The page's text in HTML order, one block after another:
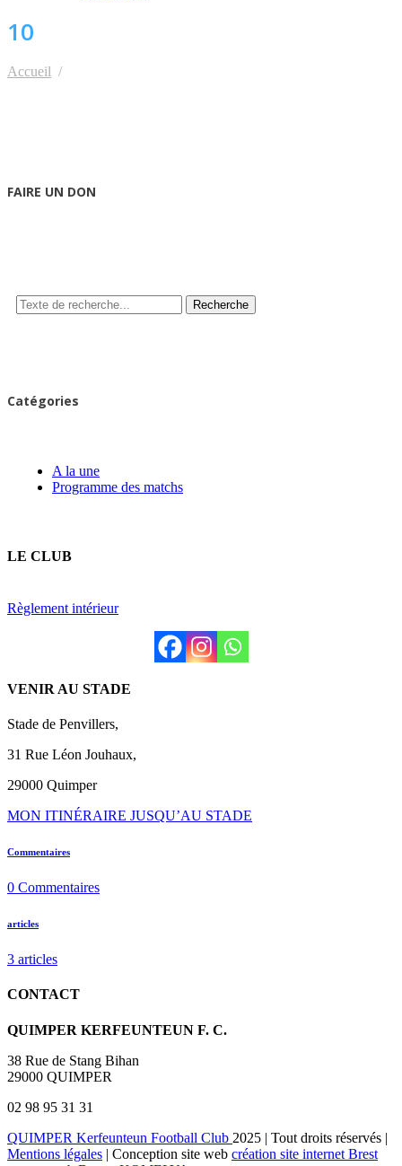
10
Accueil
FAIRE UN DON
Recherche
Catégories
A la une
Programme des matchs
LE CLUB
Règlement intérieur
VENIR AU STADE
Stade de Penvillers,
31 Rue Léon Jouhaux,
29000 Quimper
MON ITINÉRAIRE JUSQU’AU STADE
Commentaires
0 Commentaires
articles
3 articles
CONTACT
QUIMPER KERFEUNTEUN F. C.
38 Rue de Stang Bihan
29000 QUIMPER
02 98 95 31 31
QUIMPER Kerfeunteun Football Club 2025 | Tout droits réservés |
Mentions légales | Conception site web création site internet Brest